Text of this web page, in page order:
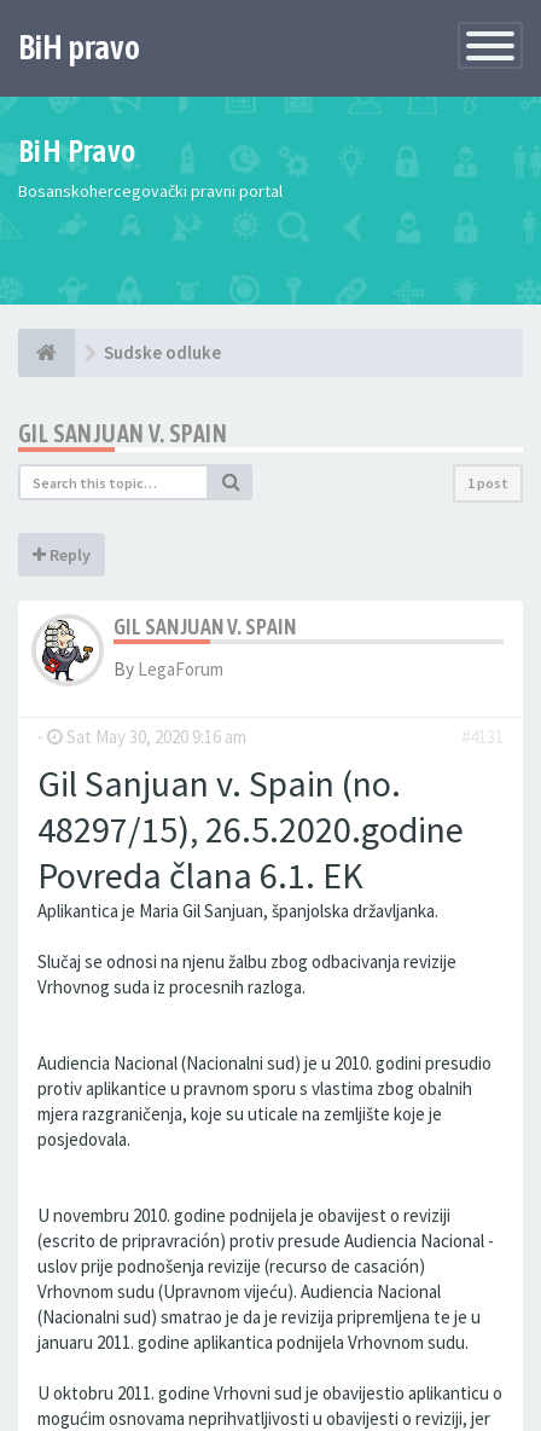
Toggle
BiH pravo
BiH Pravo
Bosanskohercegovački pravni portal
Sudske odluke
GIL SANJUAN V. SPAIN
1 post
Reply
GIL SANJUAN V. SPAIN
By LegaForum
- Sat May 30, 2020 9:16 am #4131
Gil Sanjuan v. Spain (no.
48297/15), 26.5.2020.godine
Povreda člana 6.1. EK
Aplikantica je Maria Gil Sanjuan, španjolska državljanka.
Slučaj se odnosi na njenu žalbu zbog odbacivanja revizije
Vrhovnog suda iz procesnih razloga.
Audiencia Nacional (Nacionalni sud) je u 2010. godini presudio
protiv aplikantice u pravnom sporu s vlastima zbog obalnih
mjera razgraničenja, koje su uticale na zemljište koje je
posjedovala.
U novembru 2010. godine podnijela je obavijest o reviziji
(escrito de pripravración) protiv presude Audiencia Nacional -
uslov prije podnošenja revizije (recurso de casación)
Vrhovnom sudu (Upravnom vijeću). Audiencia Nacional
(Nacionalni sud) smatrao je da je revizija pripremljena te je u
januaru 2011. godine aplikantica podnijela Vrhovnom sudu.
U oktobru 2011. godine Vrhovni sud je obavijestio aplikanticu o
mogućim osnovama neprihvatljivosti u obavijesti o reviziji, jer